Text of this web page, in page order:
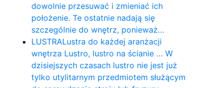
dowolnie przesuwać i zmieniać ich
położenie. Te ostatnie nadają się
szczególnie do wnętrz, ponieważ…
LUSTRALustra do każdej aranżacji
wnętrza Lustro, lustro na ścianie … W
dzisiejszych czasach lustro nie jest już
tylko utylitarnym przedmiotem służącym